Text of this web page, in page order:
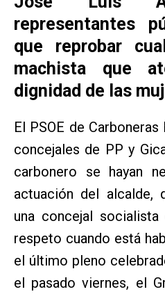
representantes
que reprobar
machista que
dignidad de las
El PSOE de
concejales de PP y
carbonero se hayan
actuación del alcalde,
una concejal
respeto cuando está
el último pleno
el pasado viernes, el